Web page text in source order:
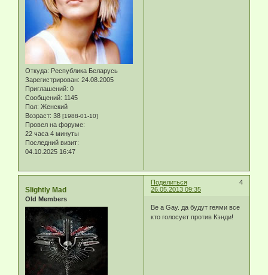
Откуда: Республика Беларусь
Зарегистрирован: 24.08.2005
Приглашений: 0
Сообщений: 1145
Пол: Женский
Возраст: 38 [1988-01-10]
Провел на форуме:
22 часа 4 минуты
Последний визит:
04.10.2025 16:47
Поделиться
4
26.05.2013 09:35
Slightly Mad
Old Members
Be a Gay. да будут геями все
кто голосует против Кэнди!